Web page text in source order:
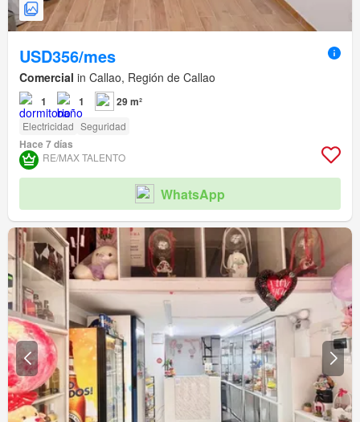
USD356/mes
Comercial in Callao, Región de Callao
1 1 29 m²
Electricidad Seguridad
Hace 7 días
RE/MAX TALENTO
WhatsApp